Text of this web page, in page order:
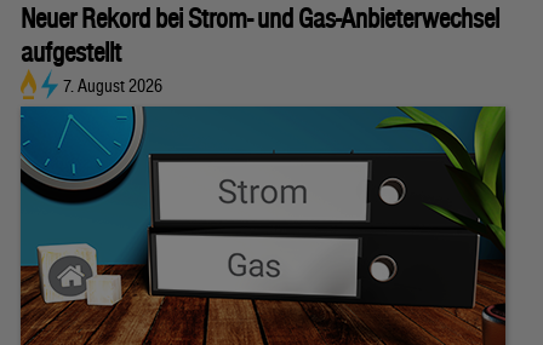
Neuer Rekord bei Strom- und Gas-Anbieterwechsel
aufgestellt
7. August 2026